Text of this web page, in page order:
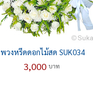
พวงหรีดดอกไม้สด SUK034
3,000 บาท